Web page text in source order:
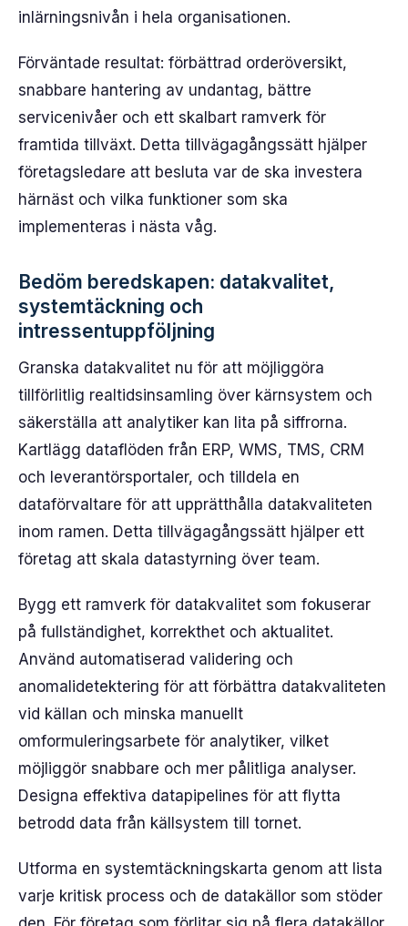
inlärningsnivån i hela organisationen.
Förväntade resultat: förbättrad orderöversikt,
snabbare hantering av undantag, bättre
servicenivåer och ett skalbart ramverk för
framtida tillväxt. Detta tillvägagångssätt hjälper
företagsledare att besluta var de ska investera
härnäst och vilka funktioner som ska
implementeras i nästa våg.
Bedöm beredskapen: datakvalitet,
systemtäckning och
intressentuppföljning
Granska datakvalitet nu för att möjliggöra
tillförlitlig realtidsinsamling över kärnsystem och
säkerställa att analytiker kan lita på siffrorna.
Kartlägg dataflöden från ERP, WMS, TMS, CRM
och leverantörsportaler, och tilldela en
dataförvaltare för att upprätthålla datakvaliteten
inom ramen. Detta tillvägagångssätt hjälper ett
företag att skala datastyrning över team.
Bygg ett ramverk för datakvalitet som fokuserar
på fullständighet, korrekthet och aktualitet.
Använd automatiserad validering och
anomalidetektering för att förbättra datakvaliteten
vid källan och minska manuellt
omformuleringsarbete för analytiker, vilket
möjliggör snabbare och mer pålitliga analyser.
Designa effektiva datapipelines för att flytta
betrodd data från källsystem till tornet.
Utforma en systemtäckningskarta genom att lista
varje kritisk process och de datakällor som stöder